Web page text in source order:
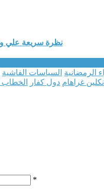
نظرة سريعة علي
الرمضانية السياسات الفاشية
غراهام دول كفار الخطاب
*